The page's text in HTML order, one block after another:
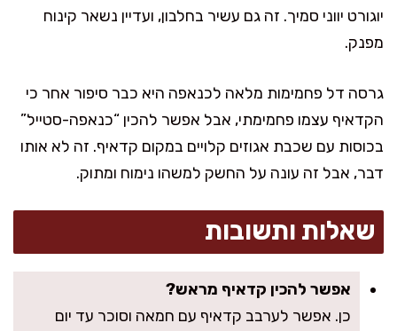
יוגורט יווני סמיך. זה גם עשיר בחלבון, ועדיין נשאר קינוח
מפנק.
גרסה דל פחמימות מלאה לכנאפה היא כבר סיפור אחר כי
הקדאיף עצמו פחמימתי, אבל אפשר להכין “כנאפה-סטייל”
בכוסות עם שכבת אגוזים קלויים במקום קדאיף. זה לא אותו
דבר, אבל זה עונה על החשק למשהו נימוח ומתוק.
שאלות ותשובות
אפשר להכין קדאיף מראש?
כן. אפשר לערבב קדאיף עם חמאה וסוכר עד יום